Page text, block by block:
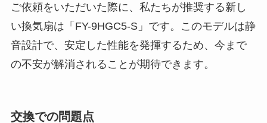
ご依頼をいただいた際に、私たちが推奨する新し
い換気扇は「FY-9HGC5-S」です。このモデルは静
音設計で、安定した性能を発揮するため、今まで
の不安が解消されることが期待できます。
交換での問題点